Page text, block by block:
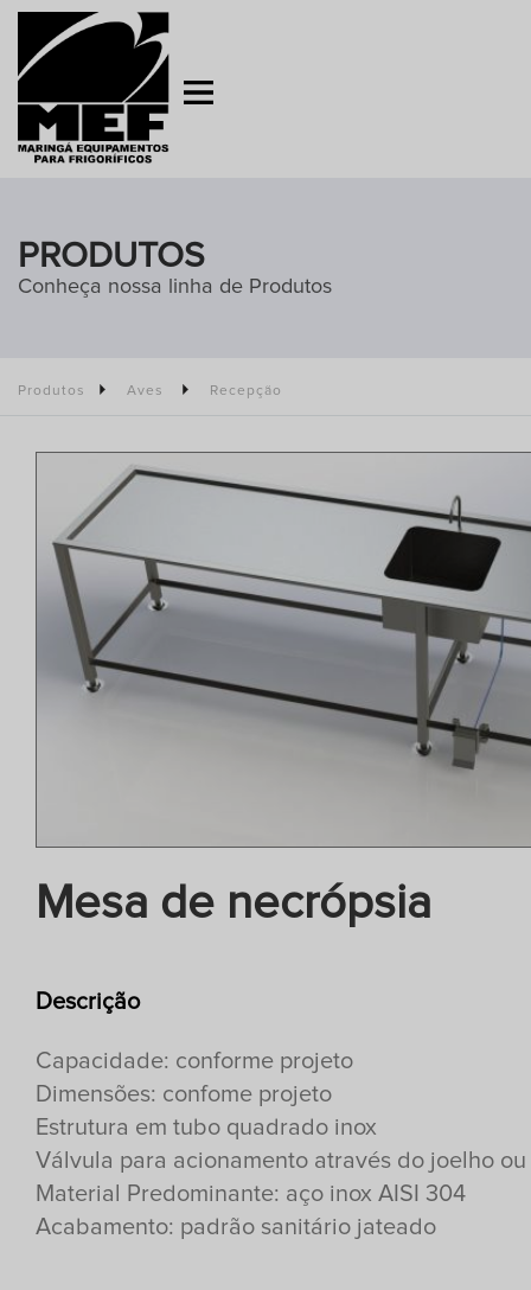
PRODUTOS
Conheça nossa linha de Produtos
Produtos Aves Recepção
Mesa de necrópsia
Descrição
Capacidade: conforme projeto
Dimensões: confome projeto
Estrutura em tubo quadrado inox
Válvula para acionamento através do joelho ou
Material Predominante: aço inox AISI 304
Acabamento: padrão sanitário jateado